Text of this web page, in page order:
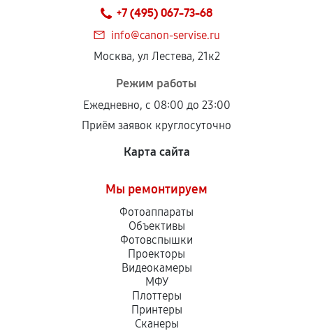
+7 (495) 067-73-68
info@canon-servise.ru
Москва, ул Лестева, 21к2
Режим работы
Ежедневно, с 08:00 до 23:00
Приём заявок круглосуточно
Карта сайта
Мы ремонтируем
Фотоаппараты
Объективы
Фотовспышки
Проекторы
Видеокамеры
МФУ
Плоттеры
Принтеры
Сканеры